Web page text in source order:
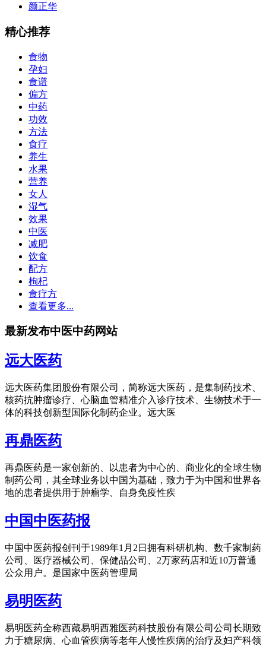
颜正华
精心推荐
食物
孕妇
食谱
偏方
中药
功效
方法
食疗
养生
水果
营养
女人
湿气
效果
中医
减肥
饮食
配方
枸杞
食疗方
查看更多...
最新发布中医中药网站
远大医药
远大医药集团股份有限公司，简称远大医药，是集制药技术、
核药抗肿瘤诊疗、心脑血管精准介入诊疗技术、生物技术于一
体的科技创新型国际化制药企业。远大医
再鼎医药
再鼎医药是一家创新的、以患者为中心的、商业化的全球生物
制药公司，其全球业务以中国为基础，致力于为中国和世界各
地的患者提供用于肿瘤学、自身免疫性疾
中国中医药报
中国中医药报创刊于1989年1月2日拥有科研机构、数千家制药
公司、医疗器械公司、保健品公司、2万家药店和近10万普通
公众用户。是国家中医药管理局
易明医药
易明医药全称西藏易明西雅医药科技股份有限公司公司长期致
力于糖尿病、心血管疾病等老年人慢性疾病的治疗及妇产科领